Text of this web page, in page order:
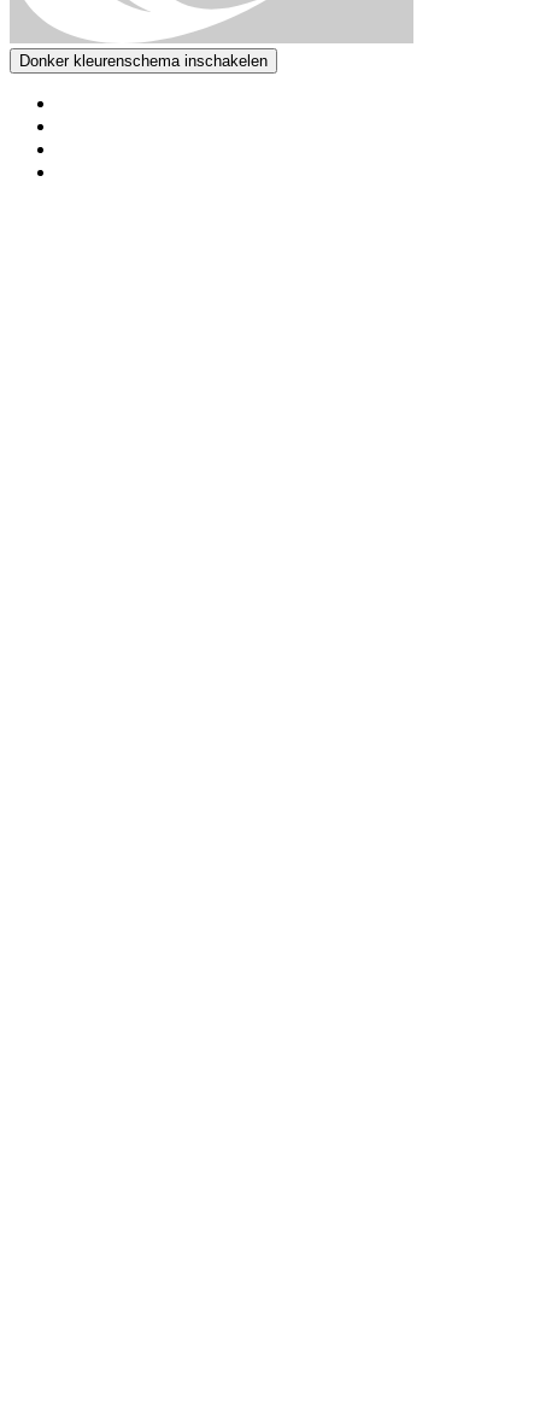
Donker kleurenschema inschakelen